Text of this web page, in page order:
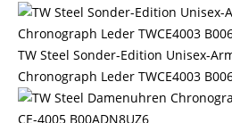
TW Steel Sonder-Edition Unisex-
Chronograph Leder TWCE4003